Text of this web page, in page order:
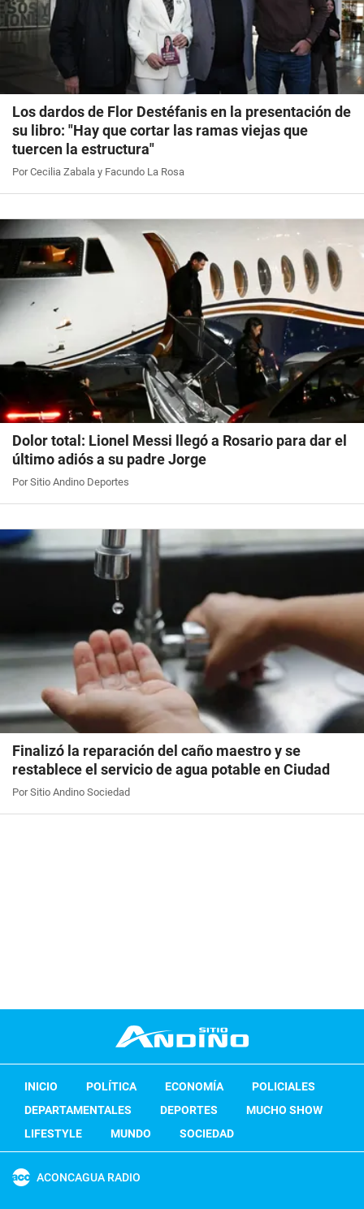
Los dardos de Flor Destéfanis en la presentación de
su libro: "Hay que cortar las ramas viejas que
tuercen la estructura"
Por Cecilia Zabala y Facundo La Rosa
Dolor total: Lionel Messi llegó a Rosario para dar el
último adiós a su padre Jorge
Por Sitio Andino Deportes
Finalizó la reparación del caño maestro y se
restablece el servicio de agua potable en Ciudad
Por Sitio Andino Sociedad
INICIO POLÍTICA ECONOMÍA
POLICIALES
DEPARTAMENTALES
DEPORTES
MUCHO SHOW
LIFESTYLE
MUNDO SOCIEDAD
ACONCAGUA RADIO